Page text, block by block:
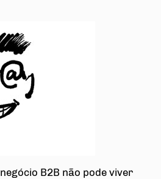
B2B não pode viver